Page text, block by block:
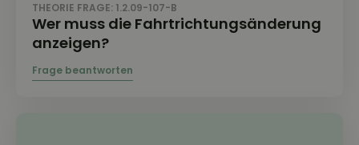
THEORIE FRAGE: 1.2.09-107-B
Wer muss die Fahrtrichtungsänderung
anzeigen?